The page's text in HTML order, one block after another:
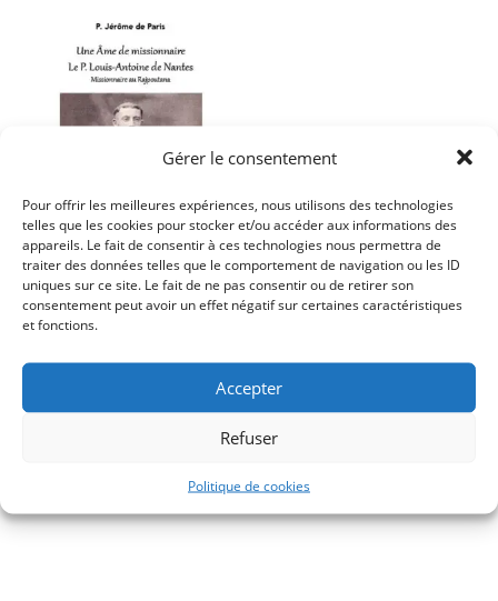
Gérer le consentement
Pour offrir les meilleures expériences, nous utilisons des technologies
telles que les cookies pour stocker et/ou accéder aux informations des
appareils. Le fait de consentir à ces technologies nous permettra de
traiter des données telles que le comportement de navigation ou les ID
uniques sur ce site. Le fait de ne pas consentir ou de retirer son
consentement peut avoir un effet négatif sur certaines caractéristiques
et fonctions.
Accepter
Refuser
Politique de cookies
P. Jérôme de Paris, Une âme
de missionnaire, Le P. Louis-